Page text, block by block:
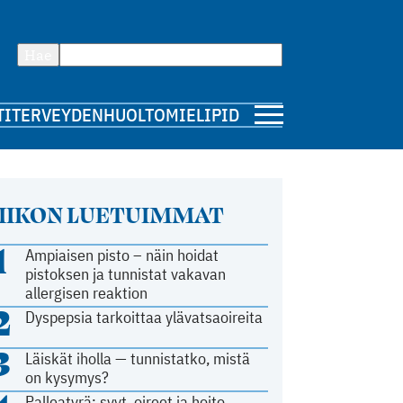
TERVEYDENHUOLTOMIELIPIDE
LUETUIMMAT
Ampiaisen pisto – näin hoidat
pistoksen ja tunnistat vakavan
allergisen reaktion
Dyspepsia tarkoittaa ylävatsaoireita
Läiskät iholla — tunnistatko, mistä
on kysymys?